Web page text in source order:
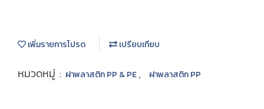
เพิ่มรายการโปรด เปรียบเทียบ
หมวดหมู่ : ฝาพลาสติก PP & PE, ฝาพลาสติก PP